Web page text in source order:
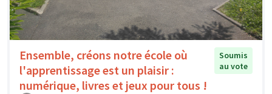
Ensemble, créons notre école où
l'apprentissage est un plaisir :
numérique, livres et jeux pour tous !
Soumis
au vote